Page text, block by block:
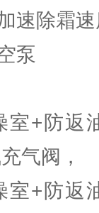
速除霜
泵
室+防返
气阀，
室+防返